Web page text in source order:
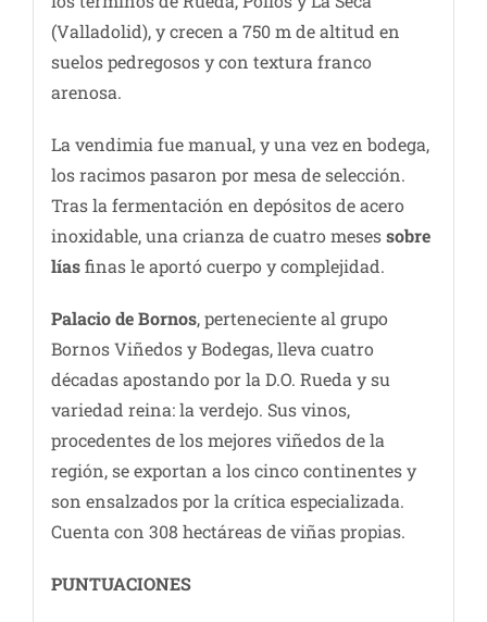
(Valladolid), y crecen a 750 m de altitud en
suelos pedregosos y con textura franco
arenosa.
La vendimia fue manual, y una vez en bodega,
los racimos pasaron por mesa de selección.
Tras la fermentación en depósitos de acero
inoxidable, una crianza de cuatro mesessobre
líasfinas le aportó cuerpo y complejidad.
Palacio de Bornos, perteneciente al grupo
Bornos Viñedos y Bodegas, lleva cuatro
décadas apostando por la D.O. Rueda y su
variedad reina: la verdejo. Sus vinos,
procedentes de los mejores viñedos de la
región, se exportan a los cinco continentes y
son ensalzados por la crítica especializada.
Cuenta con 308 hectáreas de viñas propias.
PUNTUACIONES